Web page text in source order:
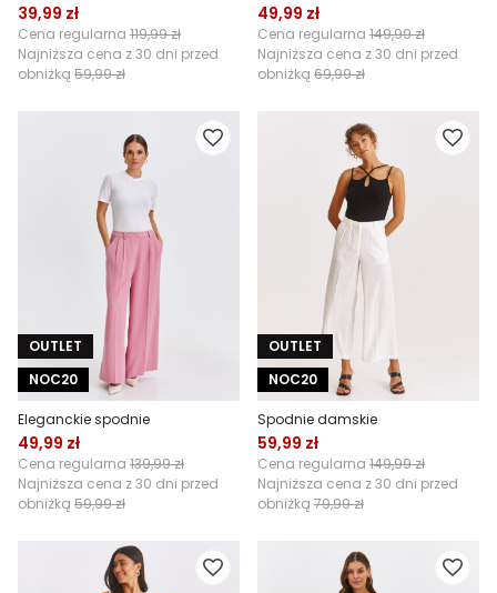
39,99 zł
Cena regularna 119,99 zł
Najniższa cena z 30 dni przed
obniżką 59,99 zł
49,99 zł
Cena regularna 149,99 zł
Najniższa cena z 30 dni przed
obniżką 69,99 zł
OUTLET
NOC20
Eleganckie spodnie
49,99 zł
Cena regularna 139,99 zł
Najniższa cena z 30 dni przed
obniżką 59,99 zł
OUTLET
NOC20
Spodnie damskie
59,99 zł
Cena regularna 149,99 zł
Najniższa cena z 30 dni przed
obniżką 79,99 zł